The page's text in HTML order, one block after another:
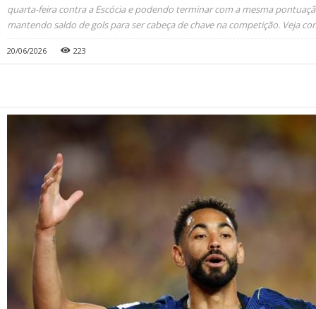
quarta-feira contra a Escócia e podendo terminar com a mesma
mantendo saldo de gols para ser cabeça de chave na competição. Veja
20/06/2026 223